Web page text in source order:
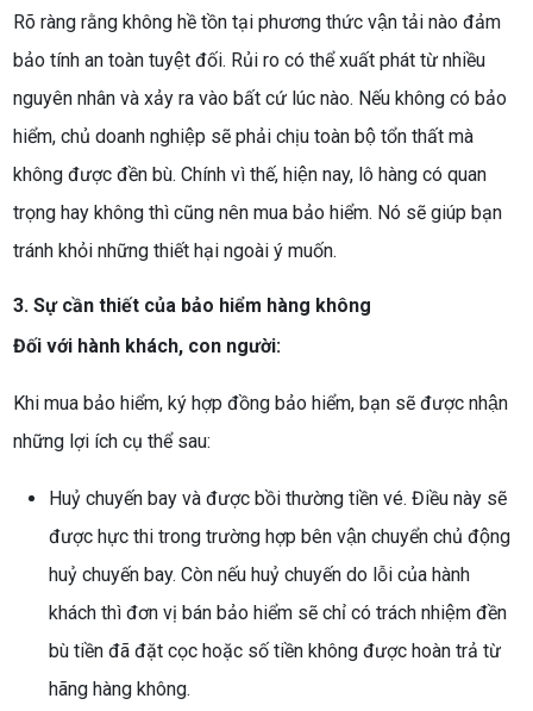
Rõ ràng rằng không hề tồn tại phương thức vận tải nào đảm
bảo tính an toàn tuyệt đối. Rủi ro có thể xuất phát từ nhiều
nguyên nhân và xảy ra vào bất cứ lúc nào. Nếu không có bảo
hiểm, chủ doanh nghiệp sẽ phải chịu toàn bộ tổn thất mà
không được đền bù. Chính vì thế, hiện nay, lô hàng có quan
trọng hay không thì cũng nên mua bảo hiểm. Nó sẽ giúp bạn
tránh khỏi những thiết hại ngoài ý muốn.
3. Sự cần thiết của bảo hiểm hàng không
Đối với hành khách, con người:
Khi mua bảo hiểm, ký hợp đồng bảo hiểm, bạn sẽ được nhận
những lợi ích cụ thể sau:
Huỷ chuyến bay và được bồi thường tiền vé. Điều này sẽ
được hực thi trong trường hợp bên vận chuyển chủ động
huỷ chuyến bay. Còn nếu huỷ chuyến do lỗi của hành
khách thì đơn vị bán bảo hiểm sẽ chỉ có trách nhiệm đền
bù tiền đã đặt cọc hoặc số tiền không được hoàn trả từ
hãng hàng không.